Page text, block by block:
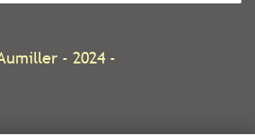
- 2024 -